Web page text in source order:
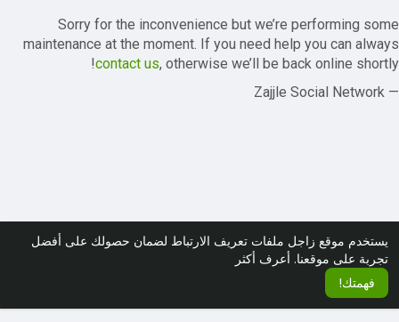
يستخدم موقع زاجل ملفات تعريف الارتباط لضمان حصولك على أفضل
تجربة على موقعنا. أعرف أكثر
فهمتك!
Sorry for the inconvenience but we’re performing some
maintenance at the moment. If you need help you can always
contact us, otherwise we’ll be back online shortly!
— Zajjle Social Network